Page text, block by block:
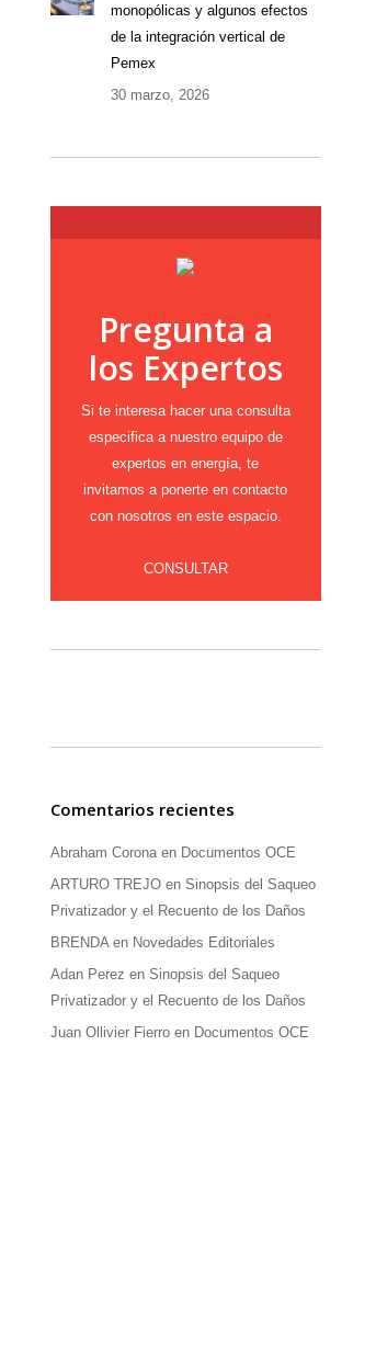
monopólicas y algunos efectos
de la integración vertical de
Pemex
30 marzo, 2026
Pregunta a
los Expertos
Si te interesa hacer una consulta
especifica a nuestro equipo de
expertos en energía, te
invitamos a ponerte en contacto
con nosotros en este espacio.
CONSULTAR
Comentarios recientes
Abraham Coronaen Documentos OCE
ARTURO TREJOen Sinopsis del Saqueo
Privatizador y el Recuento de los Daños
BRENDAen Novedades Editoriales
Adan Perez en Sinopsis del Saqueo
Privatizador y el Recuento de los Daños
Juan Ollivier Fierroen Documentos OCE